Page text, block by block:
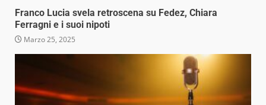
Franco Lucia svela retroscena su Fedez, Chiara
Ferragni e i suoi nipoti
Marzo 25, 2025